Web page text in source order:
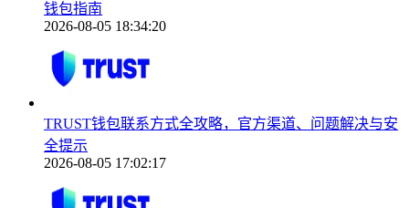
钱包指南
2026-08-05 18:34:20
TRUST钱包联系方式全攻略，官方渠道、问题解决与安
全提示
2026-08-05 17:02:17